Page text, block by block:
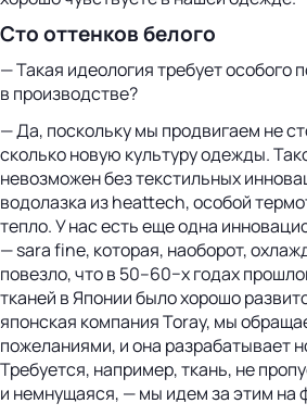
Сто оттенков белого
— Такая идеология требует особого
в производстве?
— Да, поскольку мы продвигаем не
сколько новую культуру одежды.
невозможен без текстильных
водолазка из heattech, особой
тепло. У нас есть еще одна
— sara fine, которая, наоборот,
повезло, что в 50–60−х годах
тканей в Японии было хорошо
японская компания Toray, мы
пожеланиями, и она разрабатывает
Требуется, например, ткань, не
и немнущаяся, — мы идем за этим на